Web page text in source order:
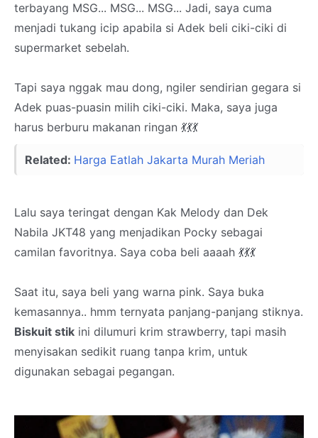
terbayang MSG... MSG... MSG... Jadi, saya cuma
menjadi tukang icip apabila si Adek beli ciki-ciki di
supermarket sebelah.
Tapi saya nggak mau dong, ngiler sendirian gegara si
Adek puas-puasin milih ciki-ciki. Maka, saya juga
harus berburu makanan ringan 💃💃💃
Related: Harga Eatlah Jakarta Murah Meriah
Lalu saya teringat dengan Kak Melody dan Dek
Nabila JKT48 yang menjadikan Pocky sebagai
camilan favoritnya. Saya coba beli aaaah 💃💃💃
Saat itu, saya beli yang warna pink. Saya buka
kemasannya.. hmm ternyata panjang-panjang stiknya.
Biskuit stik ini dilumuri krim strawberry, tapi masih
menyisakan sedikit ruang tanpa krim, untuk
digunakan sebagai pegangan.